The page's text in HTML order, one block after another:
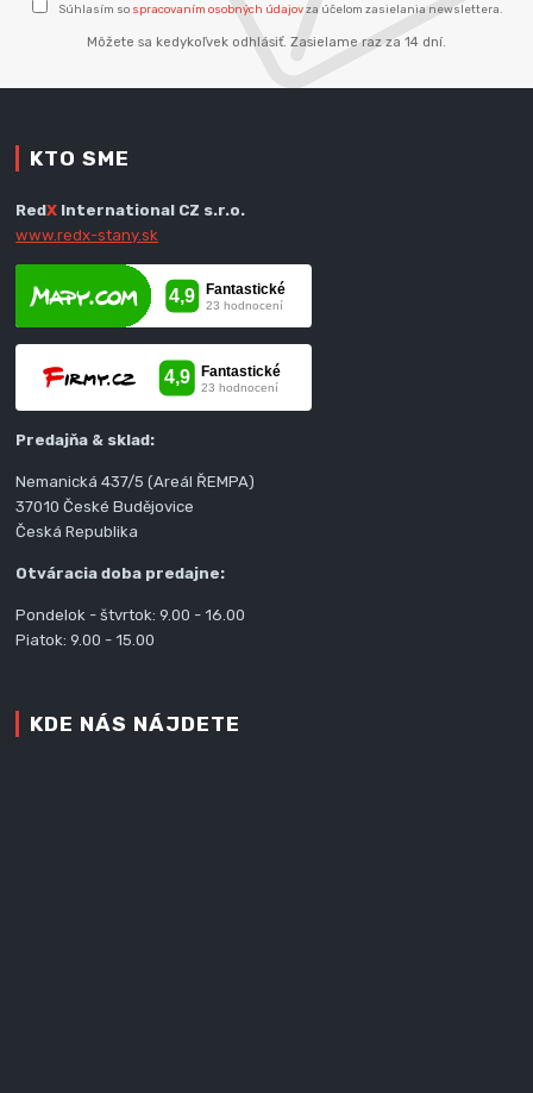
Súhlasím so spracovaním osobných údajovza účelom zasielania newslettera.
Môžete sa kedykoľvek odhlásiť. Zasielame raz za 14 dní.
KTO SME
RedX International CZ s.r.o.
www.redx-stany.sk
Predajňa & sklad:
Nemanická 437/5 (Areál ŘEMPA)
37010 České Budějovice
Česká Republika
Otváracia doba predajne:
Pondelok - štvrtok: 9.00 - 16.00
Piatok: 9.00 - 15.00
KDE NÁS NÁJDETE